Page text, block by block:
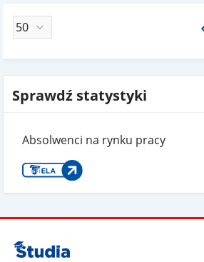
Sprawdź statystyki
Absolwenci na rynku pracy